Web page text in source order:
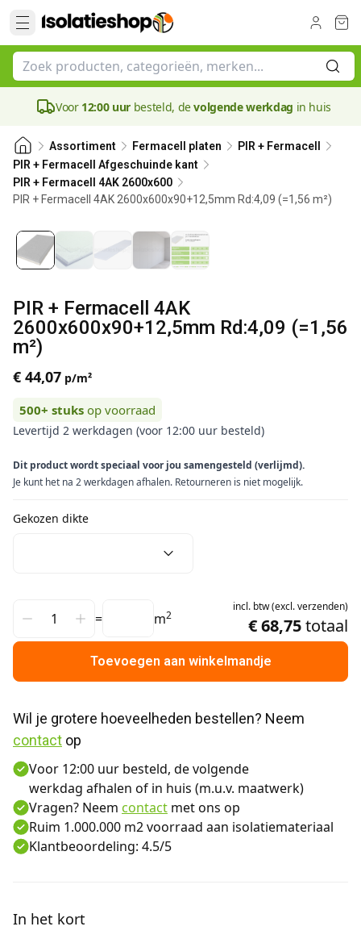
Voor 12:00 uur besteld, devolgende werkdag in huis
Assortiment Fermacell platen
PIR + Fermacell
PIR + Fermacell Afgeschuinde kant
PIR + Fermacell 4AK 2600x600
PIR + Fermacell 4AK 2600x600x90+12,5mm Rd:4,09 (=1,56 m²)
90 mm
PIR + Fermacell 4AK
2600x600x90+12,5mm Rd:4,09 (=1,56
m²)
€ 44,07 p/m²
500+ stuks op voorraad
Levertijd 2 werkdagen (voor 12:00 uur besteld)
Dit product wordt speciaal voor jou samengesteld (verlijmd).
Je kunt het na 2 werkdagen afhalen. Retourneren is niet mogelijk.
Gekozen dikte
= m2
incl. btw(excl.verzenden)
€ 68,75totaal
Toevoegen aan winkelmandje
contact op
Voor 12:00 uur besteld, de volgende
werkdag afhalen of in huis (m.u.v. maatwerk)
Vragen? Neem contact met ons op
Ruim 1.000.000 m2 voorraad aan isolatiemateriaal
Klantbeoordeling: 4.5/5
In het kort